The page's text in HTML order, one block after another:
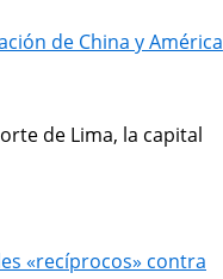
de China y América
de Lima, la capital
«recíprocos» contra